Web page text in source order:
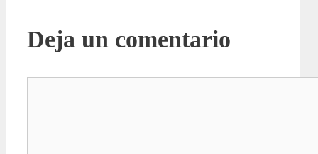
Deja un comentario